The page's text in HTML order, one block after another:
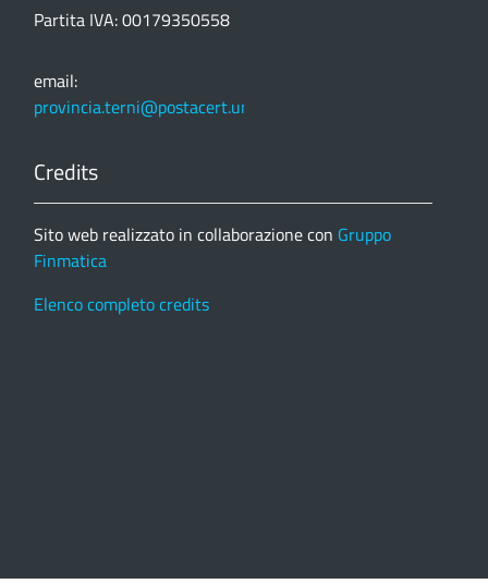
Partita IVA: 00179350558
email:
provincia.terni@postacert.umbria.it
Credits
Sito web realizzato in collaborazione con Gruppo
Finmatica
Elenco completo credits